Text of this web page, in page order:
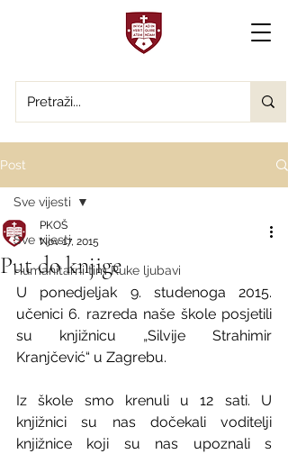
Post
Sve vijesti
Humanitarni tim Ruke ljubavi
Sve vijesti
Put do knjige
PKOŠ
Nov 17, 2015
U ponedjeljak 9. studenoga 2015.
učenici 6. razreda naše škole posjetili
su knjižnicu „Silvije Strahimir
Kranjčević“ u Zagrebu.
Iz škole smo krenuli u 12 sati. U
knjižnici su nas dočekali voditelji
knjižnice koji su nas upoznali s